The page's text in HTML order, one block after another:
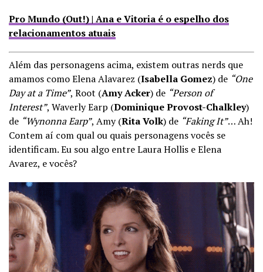
Pro Mundo (Out!) | Ana e Vitoria é o espelho dos
relacionamentos atuais
Além das personagens acima, existem outras nerds que
amamos como Elena Alavarez (Isabella Gomez) de “One
Day at a Time”, Root (Amy Acker) de “Person of
Interest”, Waverly Earp (Dominique Provost-Chalkley)
de “Wynonna Earp”, Amy (Rita Volk) de “Faking It”… Ah!
Contem aí com qual ou quais personagens vocês se
identificam. Eu sou algo entre Laura Hollis e Elena
Avarez, e vocês?